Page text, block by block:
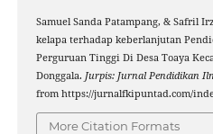
Samuel Sanda Patampang, & Safril
kelapa terhadap keberlanjutan
Perguruan Tinggi Di Desa Toaya
Donggala. Jurpis: Jurnal Pendidikan
from https://jurnalfkipuntad.com/
More Citation Formats